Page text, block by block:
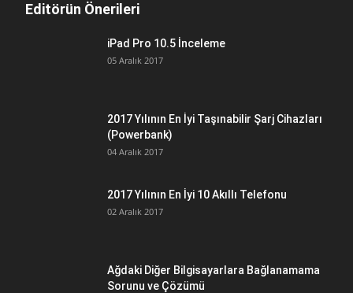
Editörün Önerileri
iPad Pro 10.5 İnceleme
05 Aralık 2017
2017 Yılının En İyi Taşınabilir Şarj Cihazları
(Powerbank)
04 Aralık 2017
2017 Yılının En İyi 10 Akıllı Telefonu
02 Aralık 2017
Ağdaki Diğer Bilgisayarlara Bağlanamama
Sorunu ve Çözümü